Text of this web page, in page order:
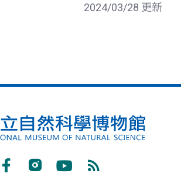
2024/03/28 更新